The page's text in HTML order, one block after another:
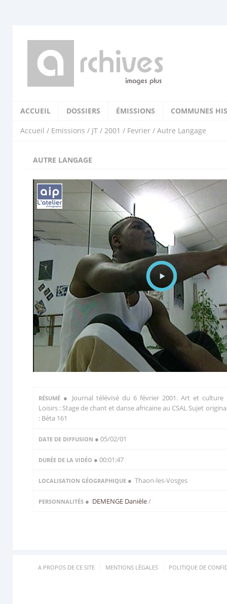
ACCUEIL DOSSIERS ÉMISSIONS COMMUNES
Accueil / Emissions / JT / 2001 / Fevrier / Autre Langage
AUTRE LANGAGE
RÉSUMÉ ● Journal télévisé du 6 février 2001. Art et culture
Loisirs : Stage de chant et danse africaine au CSAL Sujet
: Béta 161
DATE DE DIFFUSION ● 05/02/01
DURÉE DE LA VIDÉO ● 00:01:47
LOCALISATION GÉOGRAPHIQUE ● Thaon-les-Vosges
PERSONNALITÉS ● DEMENGE Danièle/
A PROPOS DE CE SITE MENTIONS LÉGALES POLITIQUE DE